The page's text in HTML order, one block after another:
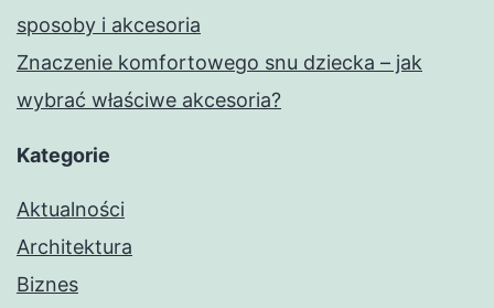
sposoby i akcesoria
Znaczenie komfortowego snu dziecka – jak
wybrać właściwe akcesoria?
Kategorie
Aktualności
Architektura
Biznes